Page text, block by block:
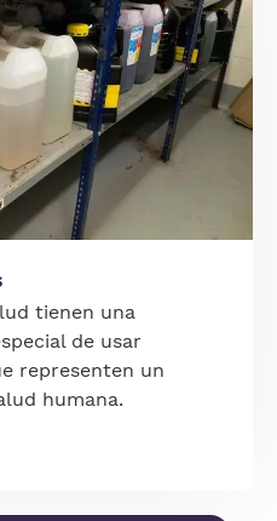
tienen una
de usar
representen un
humana.